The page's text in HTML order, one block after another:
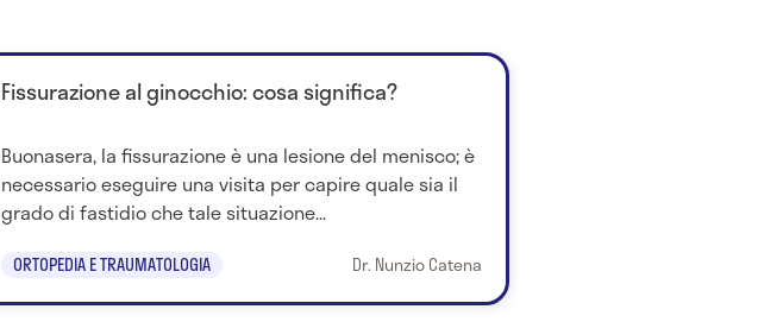
Fissurazione al ginocchio: cosa significa?
Buonasera, la fissurazione è una lesione del menisco; è
necessario eseguire una visita per capire quale sia il
grado di fastidio che tale situazione...
ORTOPEDIA E TRAUMATOLOGIA Dr. Nunzio Catena